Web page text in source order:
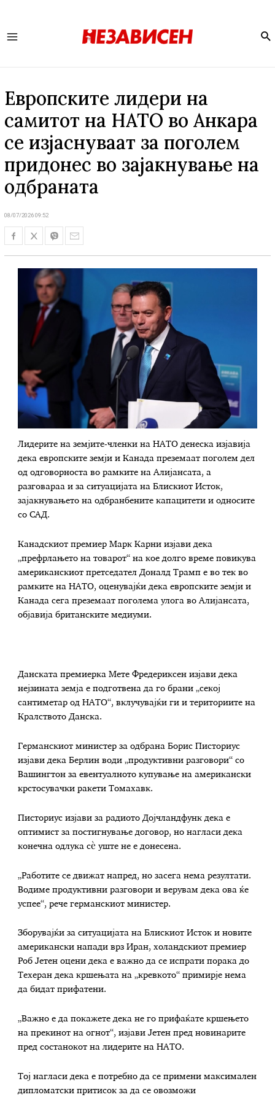
Европските лидери на
самитот на НАТО во Анкара
се изјаснуваат за поголем
придонес во зајакнување на
одбраната
08/07/2026 09:52
Лидерите на земјите-членки на НАТО денеска изјавија
дека европските земји и Канада преземаат поголем дел
од одговорноста во рамките на Алијансата, а
разговараа и за ситуацијата на Блискиот Исток,
зајакнувањето на одбранбените капацитети и односите
со САД.
Канадскиот премиер Марк Карни изјави дека
„префрлањето на товарот“ на кое долго време повикува
американскиот претседател Доналд Трамп е во тек во
рамките на НАТО, оценувајќи дека европските земји и
Канада сега преземаат поголема улога во Алијансата,
објавија британските медиуми.
Данската премиерка Мете Фредериксен изјави дека
нејзината земја е подготвена да го брани „секој
сантиметар од НАТО“, вклучувајќи ги и териториите на
Кралството Данска.
Германскиот министер за одбрана Борис Писториус
изјави дека Берлин води „продуктивни разговори“ со
Вашингтон за евентуалното купување на американски
крстосувачки ракети Томахавк.
Писториус изјави за радиото Дојчландфунк дека е
оптимист за постигнување договор, но нагласи дека
конечна одлука сè уште не е донесена.
„Работите се движат напред, но засега нема резултати.
Водиме продуктивни разговори и верувам дека ова ќе
успее“, рече германскиот министер.
Зборувајќи за ситуацијата на Блискиот Исток и новите
американски напади врз Иран, холандскиот премиер
Роб Јетен оцени дека е важно да се испрати порака до
Техеран дека кршењата на „кревкото“ примирје нема
да бидат прифатени.
„Важно е да покажете дека не го прифаќате кршењето
на прекинот на огнот“, изјави Јетен пред новинарите
пред состанокот на лидерите на НАТО.
Тој нагласи дека е потребно да се примени максимален
дипломатски притисок за да се овозможи